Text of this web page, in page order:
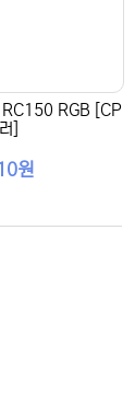
RGB [CP
]
원